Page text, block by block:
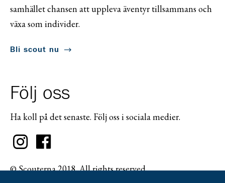
samhället chansen att uppleva äventyr tillsammans och
växa som individer.
Bli scout nu
Följ oss
Ha koll på det senaste. Följ oss i sociala medier.
© Scouterna 2018. All rights reserved.